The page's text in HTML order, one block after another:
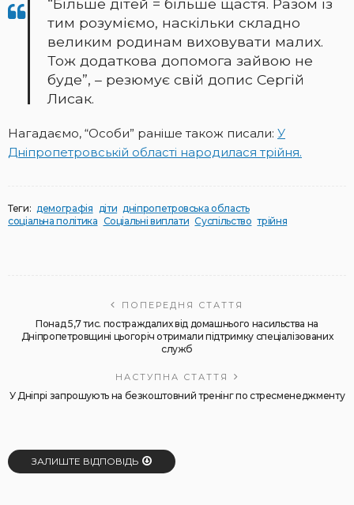
“Більше дітей = більше щастя. Разом із
тим розуміємо, наскільки складно
великим родинам виховувати малих.
Тож додаткова допомога зайвою не
буде”, – резюмує свій допис Сергій
Лисак.
Нагадаємо, “Особи” раніше також писали: У
Дніпропетровській області народилася трійня.
Теги: демографія діти дніпропетровська область
соціальна політика Соціальні виплати Суспільство трійня
ПОПЕРЕДНЯ СТАТТЯ
Понад 5,7 тис. постраждалих від домашнього насильства на
Дніпропетровщині цьогоріч отримали підтримку спеціалізованих
служб
НАСТУПНА СТАТТЯ
У Дніпрі запрошують на безкоштовний тренінг по стресменеджменту
ЗАЛИШТЕ ВІДПОВІДЬ